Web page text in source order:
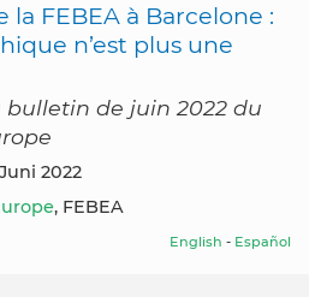
la FEBEA à Barcelone :
n’est plus une
de juin 2022 du
2022
, FEBEA
English - Español